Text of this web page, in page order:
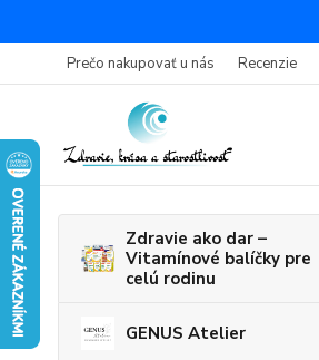
Prečo nakupovať u nás Recenzie
Zdravie ako dar –
Vitamínové balíčky pre
celú rodinu
GENUS Atelier